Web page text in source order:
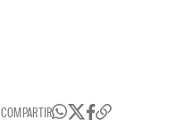
COMPARTIR